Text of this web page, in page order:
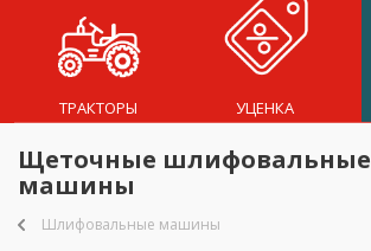
ТРАКТОРЫ УЦЕНКА
Щеточные шлифовальные
машины
Шлифовальные машины